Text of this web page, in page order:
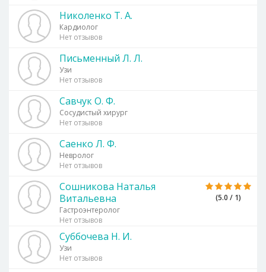
Николенко Т. А.
Кардиолог
Нет отзывов
Письменный Л. Л.
Узи
Нет отзывов
Савчук О. Ф.
Сосудистый хирург
Нет отзывов
Саенко Л. Ф.
Невролог
Нет отзывов
(5.0 / 1)
Сошникова Наталья
Витальевна
Гастроэнтеролог
Нет отзывов
Суббочева Н. И.
Узи
Нет отзывов